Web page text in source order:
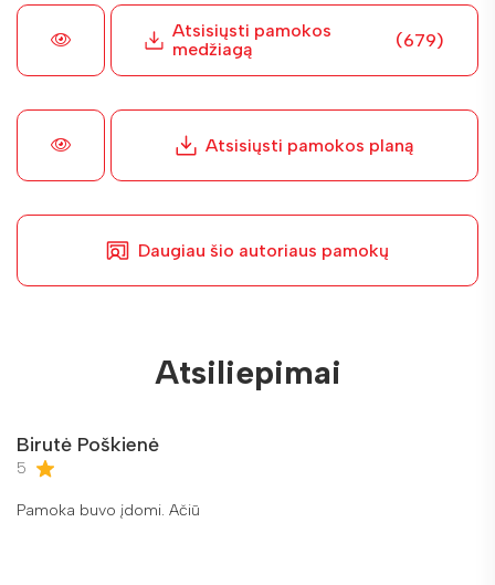
Atsisiųsti pamokos
medžiagą
(679)
Atsisiųsti pamokos planą
Daugiau šio autoriaus pamokų
Atsiliepimai
Birutė Poškienė
5
Pamoka buvo įdomi. Ačiū